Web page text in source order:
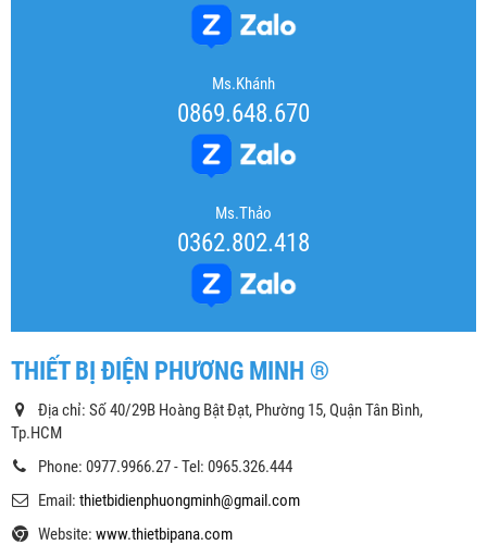
Ms.Khánh
0869.648.670
Ms.Thảo
0362.802.418
THIẾT BỊ ĐIỆN PHƯƠNG MINH ®
Địa chỉ: Số 40/29B Hoàng Bật Đạt, Phường 15, Quận Tân Bình,
Tp.HCM
Phone: 0977.9966.27 - Tel: 0965.326.444
Email: thietbidienphuongminh@gmail.com
Website: www.thietbipana.com